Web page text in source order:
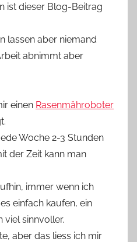
ist dieser Blog-Beitrag
lassen aber niemand
abnimmt aber
einen Rasenmähroboter
Woche 2-3 Stunden
der Zeit kann man
immer wenn ich
einfach kaufen, ein
sinnvoller.
aber das liess ich mir